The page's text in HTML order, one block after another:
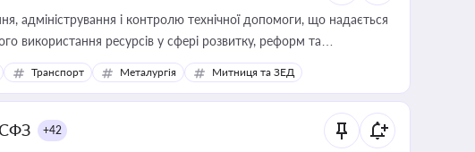
адміністрування і контролю технічної допомоги, що надається
використання ресурсів у сфері розвитку, реформ та
Транспорт Металургія Митниця та ЗЕД
+42